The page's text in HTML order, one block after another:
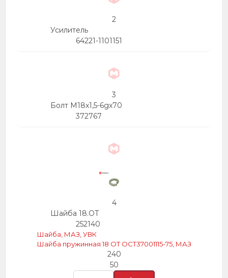
2
Усилитель
64221-1101151
3
Болт М18х1,5-6gх70
372767
4
Шайба 18.ОТ
252140
Шайба, МАЗ, УВК
Шайба пружинная 18 ОТ ОСТ37001115-75, МАЗ
240
50